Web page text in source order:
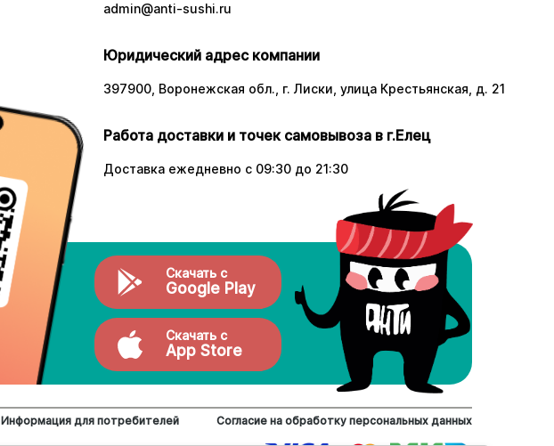
admin@anti-sushi.ru
Юридический адрес компании
397900, Воронежская обл., г. Лиски, улица Крестьянская, д. 21
Работа доставки и точек самовывоза в г.Елец
Доставка ежедневно с 09:30 до 21:30
Скачать с
Google Play
Скачать с
App Store
Информация для потребителей Согласие на обработку персональных данных